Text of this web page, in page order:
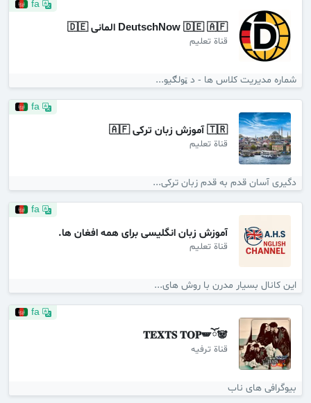
DeutschNow 🇩🇪 🇦🇫 المانی 🇩🇪
قناة تعليم
شماره مدیریت کلاس ها - د ټولګیو...
🇹🇷 آموزش زبان ترکی 🇦🇫
قناة تعليم
دگیری آسان قدم به قدم‌ زبان ترکی...
آموزش زبان انگلیسی برای همه افغان ها.
قناة تعليم
این کانال بسیار مدرن با روش های...
🐼ོ𝐓𝐄𝐗𝐓𝐒 𝐓𝐎𝐏🪽
قناة ترفيه
بیوگرافی های ناب